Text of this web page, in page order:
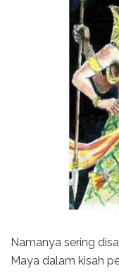
Namanya sering
Maya dalam kisah